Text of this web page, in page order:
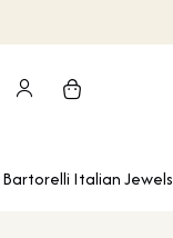
Bartorelli Italian Jewels